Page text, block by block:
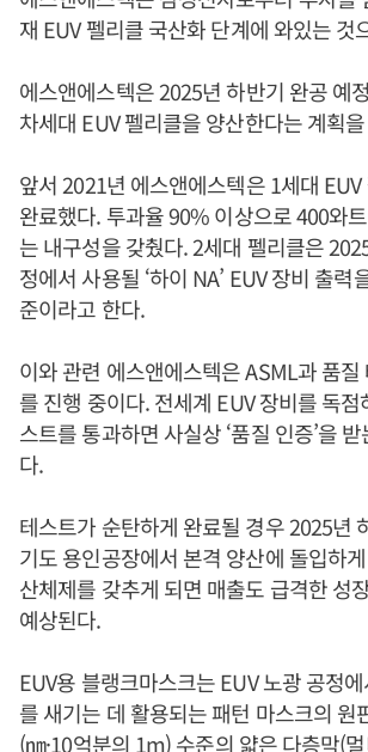
재 EUV 펠리클 국산화 단계에 와있는 것
에스앤에스텍은 2025년 하반기 완공 예
차세대 EUV 펠리클을 양산한다는 계획
앞서 2021년 에스앤에스텍은 1세대
완료했다. 투과율 90% 이상으로 400와
는 내구성을 갖췄다. 2세대 펠리클은
정에서 사용될 ‘하이 NA’ EUV 장비 출력
준이라고 한다.
이와 관련 에스앤에스텍은 ASML과 품질
를 진행 중이다. 전세계 EUV 장비를 독
스트를 통과하면 사실상 ‘품질 인증’을
다.
테스트가 순탄하게 완료될 경우 2025년
기도 용인공장에서 본격 양산에 돌입하
산체제를 갖추게 되면 매출도 급격한 성
예상된다.
EUV용 블랭크마스크는 EUV 노광 공정
를 새기는 데 활용되는 패턴 마스크의 원
(㎚·10억분의 1m) 수준의 얇은 다층막(